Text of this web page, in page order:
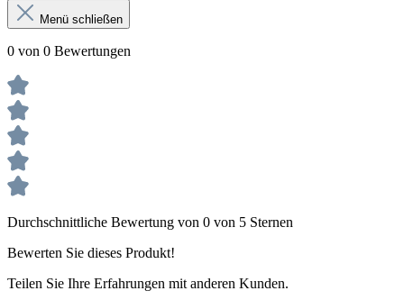
Menü schließen
0 von 0 Bewertungen
Durchschnittliche Bewertung von 0 von 5 Sternen
Bewerten Sie dieses Produkt!
Teilen Sie Ihre Erfahrungen mit anderen Kunden.